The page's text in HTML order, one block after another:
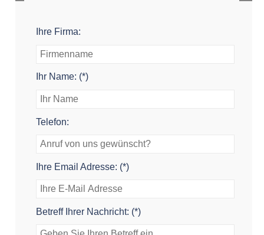
Ihre Firma:
Ihr Name: (*)
Telefon:
Ihre Email Adresse: (*)
Betreff Ihrer Nachricht: (*)